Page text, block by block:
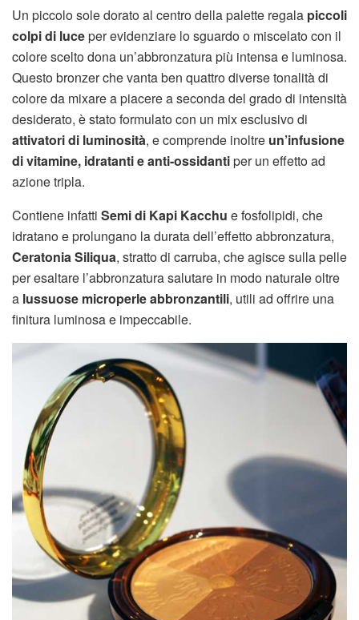
Un piccolo sole dorato al centro della palette regala piccoli
colpi di luceper evidenziare lo sguardo o miscelato con il
colore scelto dona un’abbronzatura più intensa e luminosa.
Questo bronzer che vanta ben quattro diverse tonalità di
colore da mixare a piacere a seconda del grado di intensità
desiderato, è stato formulato con un mix esclusivo di
attivatori di luminosità, e comprende inoltre un’infusione
di vitamine, idratanti e anti-ossidantiper un effetto ad
azione tripla.
Contiene infatti Semi di Kapi Kacchu e fosfolipidi, che
idratano e prolungano la durata dell’effetto abbronzatura,
Ceratonia Siliqua, stratto di carruba, che agisce sulla pelle
per esaltare l’abbronzatura salutare in modo naturale oltre
a lussuose microperle abbronzantili, utili ad offrire una
finitura luminosa e impeccabile.